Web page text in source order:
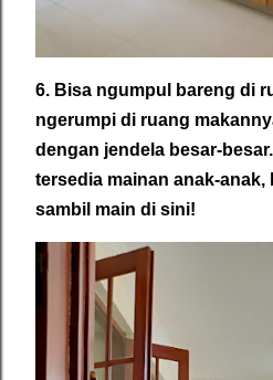
6. Bisa ngumpul bareng di
ngerumpi di ruang
dengan jendela besar-
tersedia mainan anak-
sambil main di sini!